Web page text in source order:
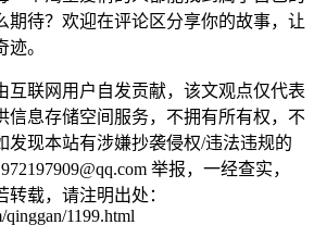
期待？欢迎在评论区分享你的故事，让
。
互联网用户自发贡献，该文观点仅代表
信息存储空间服务，不拥有所有权，不
发现本站有涉嫌抄袭侵权/违法违规的
举报，一经查实，
载，请注明出处：
1199.html